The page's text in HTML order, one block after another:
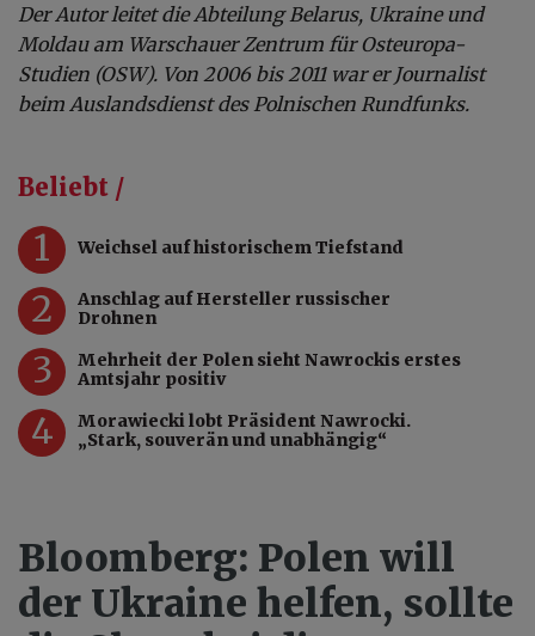
Der Autor leitet die Abteilung Belarus, Ukraine und
Moldau am Warschauer Zentrum für Osteuropa-
Studien (OSW). Von 2006 bis 2011 war er Journalist
beim Auslandsdienst des Polnischen Rundfunks.
Beliebt /
1 Weichsel auf historischem Tiefstand
2
Anschlag auf Hersteller russischer
Drohnen
3
Mehrheit der Polen sieht Nawrockis erstes
Amtsjahr positiv
4
Morawiecki lobt Präsident Nawrocki.
„Stark, souverän und unabhängig“
Bloomberg: Polen will
der Ukraine helfen, sollte